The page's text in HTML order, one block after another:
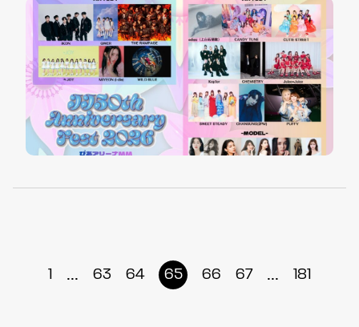
1 ... 63 64 65 66 67 ... 181